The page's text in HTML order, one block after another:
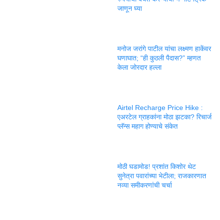
जाणून घ्या
मनोज जरांगे पाटील यांचा लक्ष्मण हाकेंवर
घणाघात; “ही कुठली पैदास?” म्हणत
केला जोरदार हल्ला
Airtel Recharge Price Hike :
एअरटेल ग्राहकांना मोठा झटका? रिचार्ज
प्लॅन्स महाग होण्याचे संकेत
मोठी घडामोड! प्रशांत किशोर थेट
सुनेत्रा पवारांच्या भेटीला; राजकारणात
नव्या समीकरणांची चर्चा